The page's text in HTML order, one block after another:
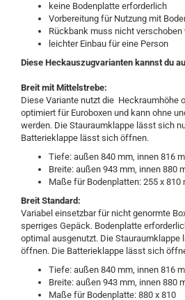
keine Bodenplatte erforderlich
Vorbereitung für Nutzung mit
Rückbank muss nicht verschoben
leichter Einbau für eine Person
Diese Heckauszugvarianten kannst du
Breit mit Mittelstrebe:
Diese Variante nutzt die Heckraumhöhe
optimiert für Euroboxen und kann ohne
werden. Die Stauraumklappe lässt sich
Batterieklappe lässt sich öffnen.
Tiefe: außen 840 mm, innen 816
Breite: außen 943 mm, innen 880
Maße für Bodenplatten: 255 x 810
Breit Standard:
Variabel einsetzbar für nicht genormte
sperriges Gepäck. Bodenplatte
optimal ausgenutzt. Die Stauraumklappe
öffnen. Die Batterieklappe lässt sich
Tiefe: außen 840 mm, innen 816
Breite: außen 943 mm, innen 880
Maße für Bodenplatte: 880 x 810